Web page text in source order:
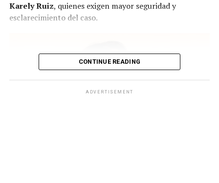
Karely Ruiz, quienes exigen mayor seguridad y
esclarecimiento del caso.
CONTINUE READING
ADVERTISEMENT